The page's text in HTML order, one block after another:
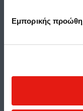
Εμπορικής
Πολιτική Χρήσης
Ασφάλεια
Αξιολογήσεις
Όροι Χρήσης